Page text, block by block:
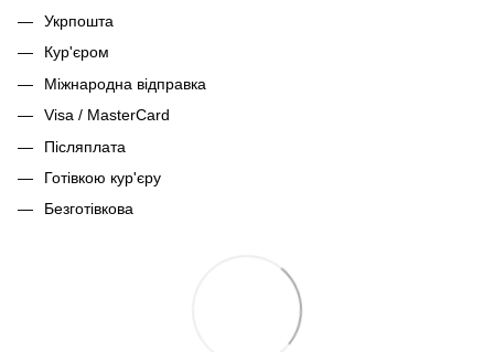
Укрпошта
Кур'єром
Міжнародна відправка
Visa / MasterCard
Післяплата
Готівкою кур'єру
Безготівкова